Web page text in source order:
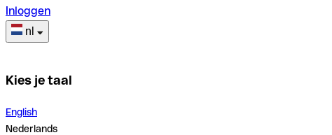
Inloggen
nl
Kies je taal
English
Nederlands